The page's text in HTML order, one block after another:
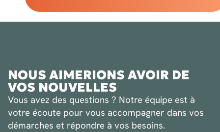
NOUS AIMERIONS AVOIR DE
VOS NOUVELLES
Vous avez des questions ? Notre équipe est à
votre écoute pour vous accompagner dans vos
démarches et répondre à vos besoins.